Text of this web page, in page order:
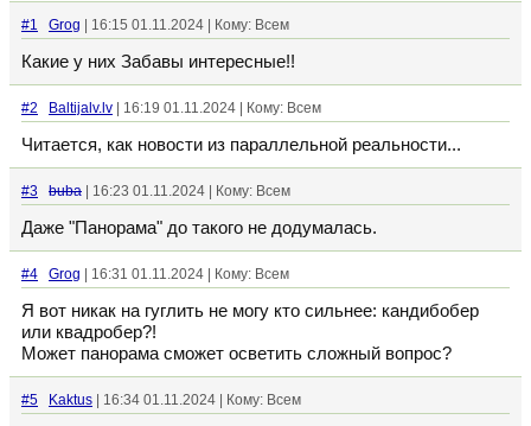
#1 Grog | 16:15 01.11.2024 | Кому: Всем
Какие у них Забавы интересные!!
#2 Baltijalv.lv | 16:19 01.11.2024 | Кому: Всем
Читается, как новости из параллельной реальности...
#3 buba | 16:23 01.11.2024 | Кому: Всем
Даже "Панорама" до такого не додумалась.
#4 Grog | 16:31 01.11.2024 | Кому: Всем
Я вот никак на гуглить не могу кто сильнее: кандибобер
или квадробер?!
Может панорама сможет осветить сложный вопрос?
#5 Kaktus | 16:34 01.11.2024 | Кому: Всем